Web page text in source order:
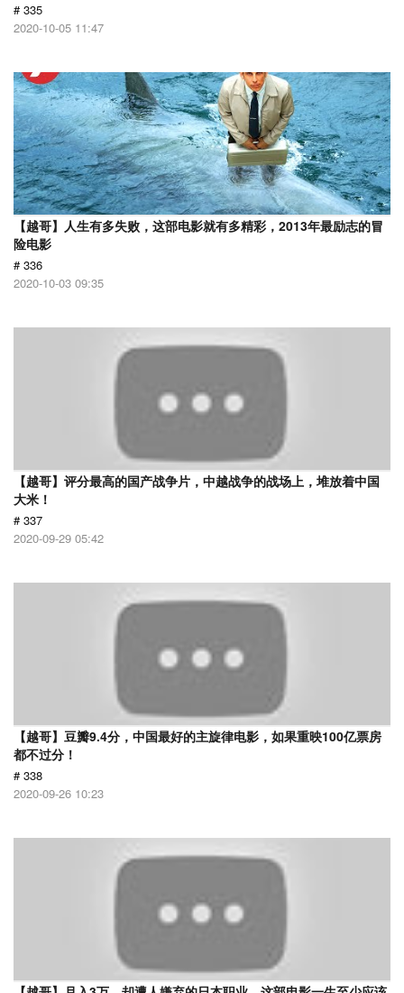
# 335
2020-10-05 11:47
【越哥】人生有多失败，这部电影就有多精彩，2013年最励志的冒
险电影
# 336
2020-10-03 09:35
【越哥】评分最高的国产战争片，中越战争的战场上，堆放着中国
大米！
# 337
2020-09-29 05:42
【越哥】豆瓣9.4分，中国最好的主旋律电影，如果重映100亿票房
都不过分！
# 338
2020-09-26 10:23